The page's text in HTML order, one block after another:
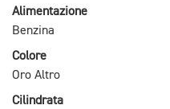
Alimentazione
Benzina
Colore
Oro Altro
Cilindrata